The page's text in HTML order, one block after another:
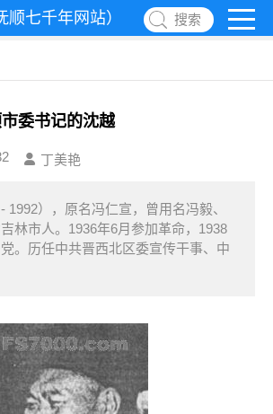
七千年网站） 搜索
委书记的沈越
丁美艳
1992），原名冯仁宣，曾用名冯毅、
林市人。1936年6月参加革命，1938
。历任中共晋西北区委宣传干事、中